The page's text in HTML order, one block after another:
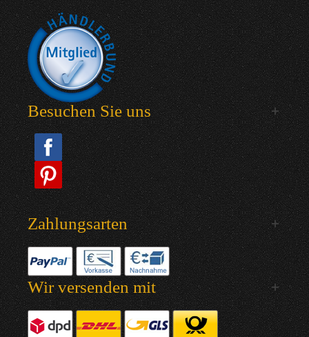
Besuchen Sie uns
Zahlungsarten
Wir versenden mit